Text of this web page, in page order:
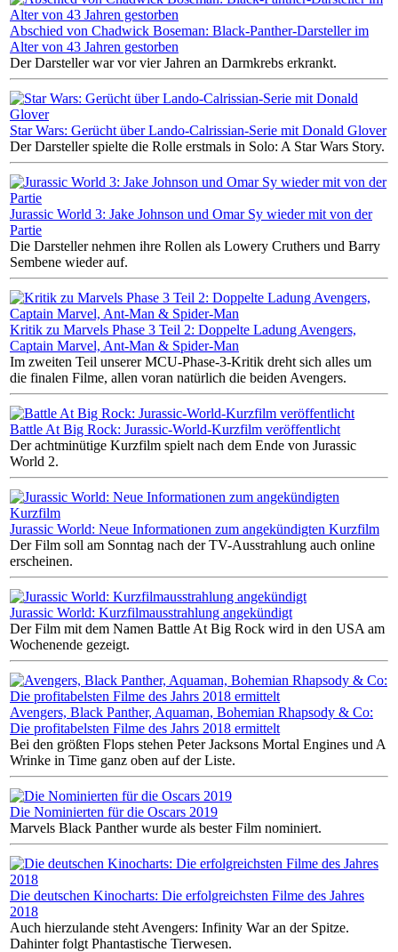
Abschied von Chadwick Boseman: Black-Panther-Darsteller im
Alter von 43 Jahren gestorben
Der Darsteller war vor vier Jahren an Darmkrebs erkrankt.
Star Wars: Gerücht über Lando-Calrissian-Serie mit Donald Glover
Der Darsteller spielte die Rolle erstmals in Solo: A Star Wars Story.
Jurassic World 3: Jake Johnson und Omar Sy wieder mit von der
Partie
Die Darsteller nehmen ihre Rollen als Lowery Cruthers und Barry
Sembene wieder auf.
Kritik zu Marvels Phase 3 Teil 2: Doppelte Ladung Avengers,
Captain Marvel, Ant-Man & Spider-Man
Im zweiten Teil unserer MCU-Phase-3-Kritik dreht sich alles um
die finalen Filme, allen voran natürlich die beiden Avengers.
Battle At Big Rock: Jurassic-World-Kurzfilm veröffentlicht
Der achtminütige Kurzfilm spielt nach dem Ende von Jurassic
World 2.
Jurassic World: Neue Informationen zum angekündigten Kurzfilm
Der Film soll am Sonntag nach der TV-Ausstrahlung auch online
erscheinen.
Jurassic World: Kurzfilmausstrahlung angekündigt
Der Film mit dem Namen Battle At Big Rock wird in den USA am
Wochenende gezeigt.
Avengers, Black Panther, Aquaman, Bohemian Rhapsody & Co:
Die profitabelsten Filme des Jahrs 2018 ermittelt
Bei den größten Flops stehen Peter Jacksons Mortal Engines und A
Wrinke in Time ganz oben auf der Liste.
Die Nominierten für die Oscars 2019
Marvels Black Panther wurde als bester Film nominiert.
Die deutschen Kinocharts: Die erfolgreichsten Filme des Jahres
2018
Auch hierzulande steht Avengers: Infinity War an der Spitze.
Dahinter folgt Phantastische Tierwesen.